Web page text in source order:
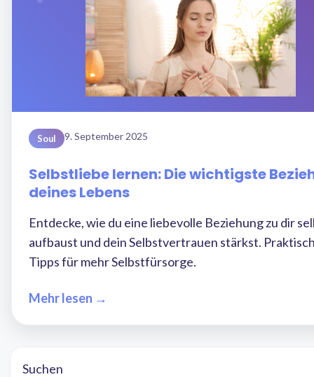
Soul 9. September 2025
Selbstliebe lernen: Die wichtigste
deines Lebens
Entdecke, wie du eine liebevolle Beziehung zu dir
aufbaust und dein Selbstvertrauen stärkst.
Tipps für mehr Selbstfürsorge.
Mehr lesen →
Suchen